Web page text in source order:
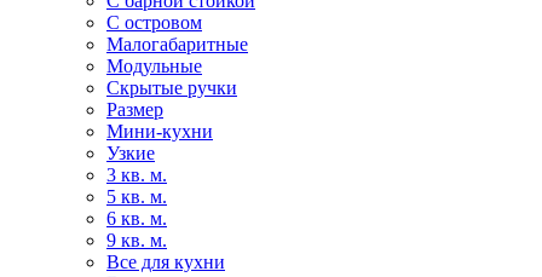
С островом
Малогабаритные
Модульные
Скрытые ручки
Размер
Мини-кухни
Узкие
3 кв. м.
5 кв. м.
6 кв. м.
9 кв. м.
Все для кухни